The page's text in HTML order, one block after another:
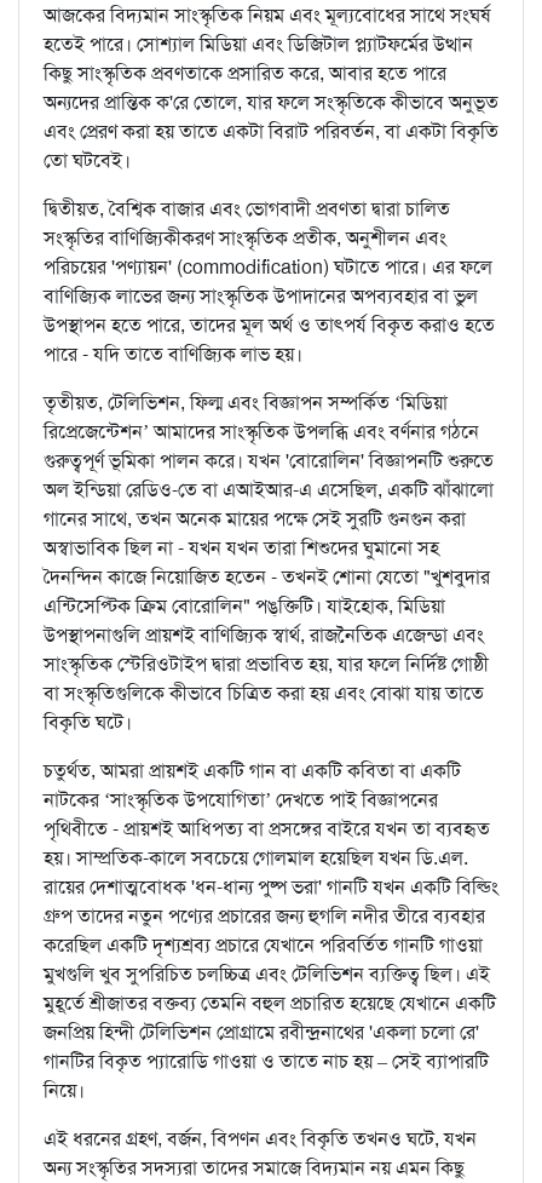
আজকের বিদ্যমান সাংস্কৃতিক নিয়ম এবং মূল্যবোধের সাথে সংঘর্ষ
হতেই পারে। সোশ্যাল মিডিয়া এবং ডিজিটাল প্ল্যাটফর্মের উত্থান
কিছু সাংস্কৃতিক প্রবণতাকে প্রসারিত করে, আবার হতে পারে
অন্যদের প্রান্তিক ক'রে তোলে, যার ফলে সংস্কৃতিকে কীভাবে অনুভূত
এবং প্রেরণ করা হয় তাতে একটা বিরাট পরিবর্তন, বা একটা বিকৃতি
তো ঘটবেই।
দ্বিতীয়ত, বৈশ্বিক বাজার এবং ভোগবাদী প্রবণতা দ্বারা চালিত
সংস্কৃতির বাণিজ্যিকীকরণ সাংস্কৃতিক প্রতীক, অনুশীলন এবং
পরিচয়ের 'পণ্যায়ন' (commodification) ঘটাতে পারে। এর ফলে
বাণিজ্যিক লাভের জন্য সাংস্কৃতিক উপাদানের অপব্যবহার বা ভুল
উপস্থাপন হতে পারে, তাদের মূল অর্থ ও তাৎপর্য বিকৃত করাও হতে
পারে - যদি তাতে বাণিজ্যিক লাভ হয়।
তৃতীয়ত, টেলিভিশন, ফিল্ম এবং বিজ্ঞাপন সম্পর্কিত ‘মিডিয়া
রিপ্রেজেন্টেশন’ আমাদের সাংস্কৃতিক উপলব্ধি এবং বর্ণনার গঠনে
গুরুত্বপূর্ণ ভূমিকা পালন করে। যখন 'বোরোলিন' বিজ্ঞাপনটি শুরুতে
অল ইন্ডিয়া রেডিও-তে বা এআইআর-এ এসেছিল, একটি ঝাঁঝালো
গানের সাথে, তখন অনেক মায়ের পক্ষে সেই সুরটি গুনগুন করা
অস্বাভাবিক ছিল না - যখন যখন তারা শিশুদের ঘুমানো সহ
দৈনন্দিন কাজে নিয়োজিত হতেন - তখনই শোনা যেতো "খুশবুদার
এন্টিসেপ্টিক ক্রিম বোরোলিন" পঙ্‌ক্তিটি। যাইহোক, মিডিয়া
উপস্থাপনাগুলি প্রায়শই বাণিজ্যিক স্বার্থ, রাজনৈতিক এজেন্ডা এবং
সাংস্কৃতিক স্টেরিওটাইপ দ্বারা প্রভাবিত হয়, যার ফলে নির্দিষ্ট গোষ্ঠী
বা সংস্কৃতিগুলিকে কীভাবে চিত্রিত করা হয় এবং বোঝা যায় তাতে
বিকৃতি ঘটে।
চতুর্থত, আমরা প্রায়শই একটি গান বা একটি কবিতা বা একটি
নাটকের ‘সাংস্কৃতিক উপযোগিতা’ দেখতে পাই বিজ্ঞাপনের
পৃথিবীতে - প্রায়শই আধিপত্য বা প্রসঙ্গের বাইরে যখন তা ব্যবহৃত
হয়। সাম্প্রতিক-কালে সবচেয়ে গোলমাল হয়েছিল যখন ডি.এল.
রায়ের দেশাত্মবোধক 'ধন-ধান্য পুষ্প ভরা' গানটি যখন একটি বিল্ডিং
গ্রুপ তাদের নতুন পণ্যের প্রচারের জন্য হুগলি নদীর তীরে ব্যবহার
করেছিল একটি দৃশ্যশ্ৰব্য প্রচারে যেখানে পরিবর্তিত গানটি গাওয়া
মুখগুলি খুব সুপরিচিত চলচ্চিত্র এবং টেলিভিশন ব্যক্তিত্ব ছিল। এই
মুহূর্তে শ্রীজাতর বক্তব্য তেমনি বহুল প্রচারিত হয়েছে যেখানে একটি
জনপ্রিয় হিন্দী টেলিভিশন প্রোগ্রামে রবীন্দ্রনাথের 'একলা চলো রে'
গানটির বিকৃত প্যারোডি গাওয়া ও তাতে নাচ হয় – সেই ব্যাপারটি
নিয়ে।
এই ধরনের গ্রহণ, বর্জন, বিপণন এবং বিকৃতি তখনও ঘটে, যখন
অন্য সংস্কৃতির সদস্যরা তাদের সমাজে বিদ্যমান নয় এমন কিছু